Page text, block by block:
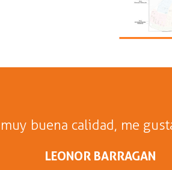
buena calidad, me
LEONOR BARRAGAN